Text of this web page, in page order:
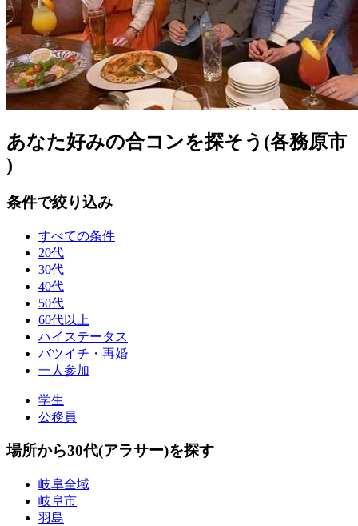
あなた好みの合コンを探そう(各務原市
)
条件で絞り込み
すべての条件
20代
30代
40代
50代
60代以上
ハイステータス
バツイチ・再婚
一人参加
学生
公務員
場所から30代(アラサー)を探す
岐阜全域
岐阜市
羽島